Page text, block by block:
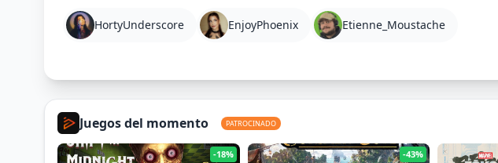
HortyUnderscore EnjoyPhoenix Etienne_Moustache
Juegos del momento PATROCINADO
-18% -43%